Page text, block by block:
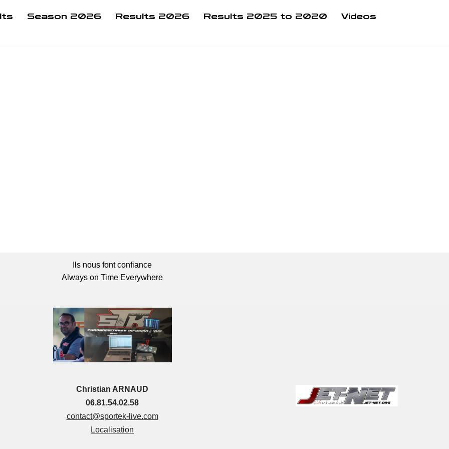
Season 2026 Results 2026 Results 2025 to 2020
Videos
Ils nous font confiance
Always on Time Everywhere
Christian ARNAUD
06.81.54.02.58
contact@sportek-live.com
Localisation